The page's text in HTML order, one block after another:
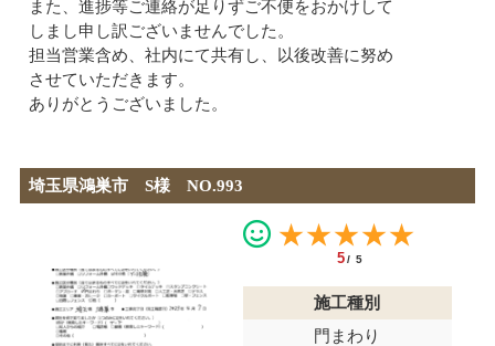
また、進捗等ご連絡が足りずご不便をおかけして
しまし申し訳ございませんでした。
担当営業含め、社内にて共有し、以後改善に努め
させていただきます。
ありがとうございました。
埼玉県鴻巣市 S様 NO.993
★★★★★
5/5
施工種別
門まわり